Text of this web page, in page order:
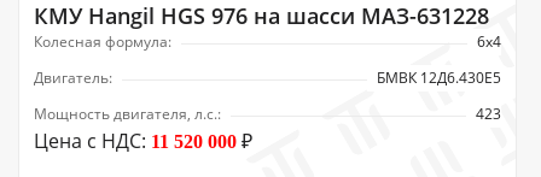
КМУ Hangil HGS 976 на шасси МАЗ-631228
Колесная формула:
6х4
Двигатель:
БМВК 12Д6.430Е5
Мощность двигателя, л.с.:
423
Цена с НДС: 11 520 000 ₽